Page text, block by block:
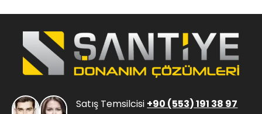
Satış Temsilcisi +90 (553) 191 38 97